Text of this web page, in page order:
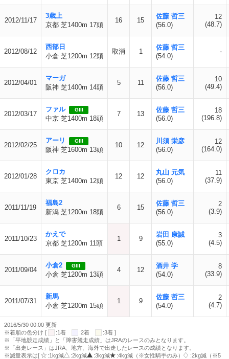
2012/11/17
3歳上
京都 芝1400m 17頭
16 15
佐藤 哲三
(56.0)
12
(48.7)
2012/08/12
西部日
小倉 芝1200m 12頭
取消 1
佐藤 哲三
(54.0)
-
2012/04/01
マーガ
阪神 芝1400m 14頭
5 11
佐藤 哲三
(56.0)
10
(49.4)
2012/03/17
ファル GIII
中京 芝1400m 18頭
7 13
佐藤 哲三
(56.0)
18
(196.8)
2012/02/25
アーリ GIII
阪神 芝1600m 13頭
10 12
川須 栄彦
(56.0)
12
(164.0)
2012/01/28
クロカ
東京 芝1400m 12頭
12 12
丸山 元気
(56.0)
11
(37.9)
2011/11/19
福島2
新潟 芝1200m 18頭
6 15
佐藤 哲三
(56.0)
2
(3.9)
2011/10/23
かえで
京都 芝1200m 11頭
1 9
岩田 康誠
(55.0)
3
(4.5)
2011/09/04
小倉2 GIII
小倉 芝1200m 13頭
4 12
酒井 学
(54.0)
8
(33.9)
2011/07/31
新馬
小倉 芝1200m 15頭
1 9
佐藤 哲三
(54.0)
2
(4.7)
2016/5/30 00:00 更新
※着順の色分け [
:1着 :2着
:3着 ]
※「平地競走成績」と「障害競走成績」はJRAのレースのみとなります。
※「出走レース」はJRA、地方、海外で出走したレースの成績となります。
※減量表示は[
:1kg減 :2kg減 :3kg減 :4kg減（※女性騎手のみ）
:2kg減（※5